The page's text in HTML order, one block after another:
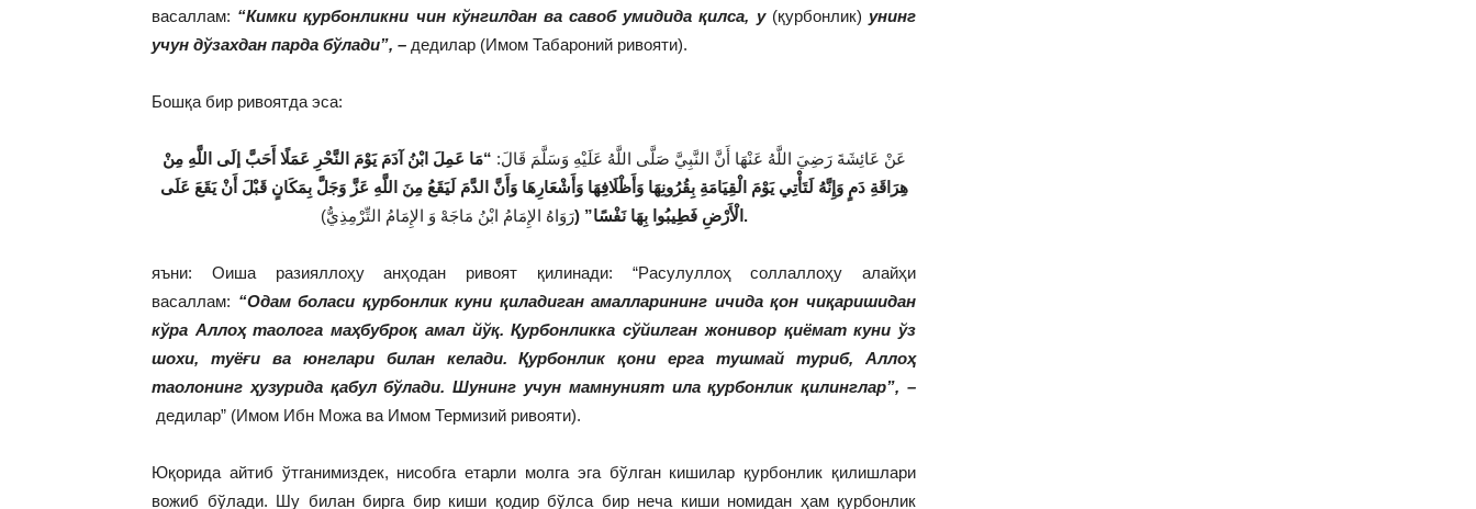
васаллам: “Кимки қурбонликни чин кўнгилдан ва савоб умидида қилса, у (қурбонлик) унинг
учун дўзахдан парда бўлади”, – дедилар (Имом Табароний ривояти).
Бошқа бир ривоятда эса:
عَنْ عَائِشَةَ رَضِيَ اللَّهُ عَنْهَا أَنَّ النَّبِيَّ صَلَّى اللَّهُ عَلَيْهِ وَسَلَّمَ قَالَ: “مَا عَمِلَ ابْنُ آدَمَ يَوْمَ النَّحْرِ عَمَلًا أَحَبَّ إلَى اللَّهِ مِنْ
هِرَاقَةِ دَمٍ وَإِنَّهُ لَتَأْتِي يَوْمَ الْقِيَامَةِ بِقُرُونِهَا وَأَظْلَافِهَا وَأَشْعَارِهَا وَأَنَّ الدَّمَ لَيَقَعُ مِنَ اللَّهِ عَزَّ وَجَلَّ بِمَكَانٍ قَبْلَ أَنْ يَقَعَ عَلَى
الْأَرْضِ فَطِيبُوا بِهَا نَفْسًا” (رَوَاهُ الإِمَامُ ابْنُ مَاجَهْ وَ الإِمَامُ التِّرْمِذِيُّ) .
яъни: Оиша разияллоҳу анҳодан ривоят қилинади: “Расулуллоҳ соллаллоҳу алайҳи
васаллам: “Одам боласи қурбонлик куни қиладиган амалларининг ичида қон чиқаришидан
кўра Аллоҳ таолога маҳбуброқ амал йўқ. Қурбонликка сўйилган жонивор қиёмат куни ўз
шохи, туёғи ва юнглари билан келади. Қурбонлик қони ерга тушмай туриб, Аллоҳ
таолонинг ҳузурида қабул бўлади. Шунинг учун мамнуният ила қурбонлик қилинглар”, –
дедилар” (Имом Ибн Можа ва Имом Термизий ривояти).
Юқорида айтиб ўтганимиздек, нисобга етарли молга эга бўлган кишилар қурбонлик қилишлари
вожиб бўлади. Шу билан бирга бир киши қодир бўлса бир неча киши номидан ҳам қурбонлик